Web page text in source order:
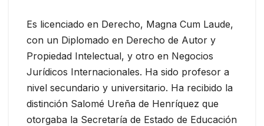
Es licenciado en Derecho, Magna Cum Laude,
con un Diplomado en Derecho de Autor y
Propiedad Intelectual, y otro en Negocios
Jurídicos Internacionales. Ha sido profesor a
nivel secundario y universitario. Ha recibido la
distinción Salomé Ureña de Henríquez que
otorgaba la Secretaría de Estado de Educación